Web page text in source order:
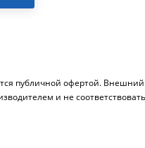
публичной офертой.
и не